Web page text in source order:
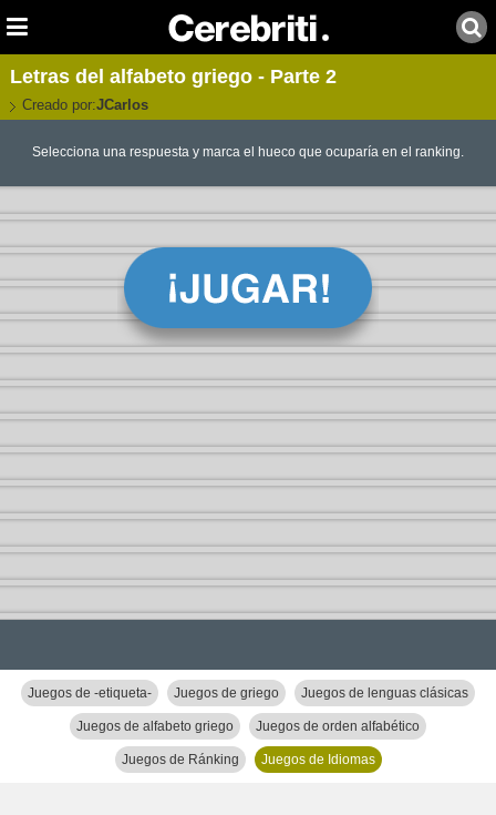
Letras del alfabeto griego - Parte 2
Creado por:JCarlos
Selecciona una respuesta y marca el hueco que ocuparía en el ranking.
Juegos de -etiqueta- Juegos de griego Juegos de lenguas clásicas
Juegos de alfabeto griego Juegos de orden alfabético
Juegos de Ránking Juegos de Idiomas